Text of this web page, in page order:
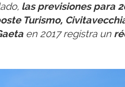
las previsiones para
Turismo,
en 2017 registra un